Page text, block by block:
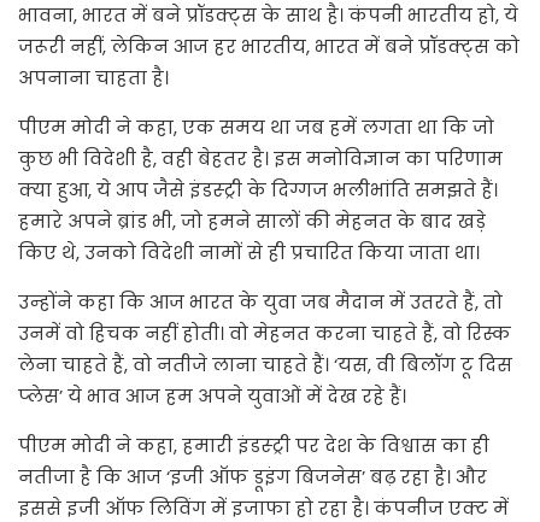
भावना, भारत में बने प्रॉडक्ट्स के साथ है। कंपनी भारतीय हो, ये
जरूरी नहीं, लेकिन आज हर भारतीय, भारत में बने प्रॉडक्ट्स को
अपनाना चाहता है।
पीएम मोदी ने कहा, एक समय था जब हमें लगता था कि जो
कुछ भी विदेशी है, वही बेहतर है। इस मनोविज्ञान का परिणाम
क्या हुआ, ये आप जैसे इंडस्‍ट्री के दिग्गज भलीभांति समझते हैं।
हमारे अपने ब्रांड भी, जो हमने सालों की मेहनत के बाद खड़े
किए थे, उनको विदेशी नामों से ही प्रचारित किया जाता था।
उन्‍होंने कहा कि आज भारत के युवा जब मैदान में उतरते हैं, तो
उनमें वो हिचक नहीं होती। वो मेहनत करना चाहते हैं, वो रिस्क
लेना चाहते हैं, वो नतीजे लाना चाहते हैं। ‘यस, वी बिलॉग टू दिस
प्‍लेस’ ये भाव आज हम अपने युवाओं में देख रहे हैं।
पीएम मोदी ने कहा, हमारी इंडस्‍ट्री पर देश के विश्वास का ही
नतीजा है कि आज ‘इजी ऑफ डूइंग बिजनेस’ बढ़ रहा है। और
इससे इजी ऑफ लिविंग में इजाफा हो रहा है। कंपनीज एक्‍ट में